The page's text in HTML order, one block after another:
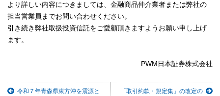
より詳しい内容につきましては、金融商品仲介業者または弊社の
担当営業員までお問い合わせください。
引き続き弊社取扱投資信託をご愛顧頂きますようお願い申し上げ
ます。
PWM日本証券株式会社
令和７年青森県東方沖を震源と
「取引約款・規定集」の改定の